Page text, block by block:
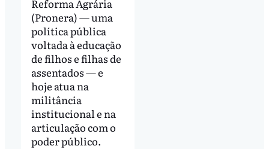
Reforma Agrária
(Pronera) — uma
política pública
voltada à educação
de filhos e filhas de
assentados — e
hoje atua na
militância
institucional e na
articulação com o
poder público.